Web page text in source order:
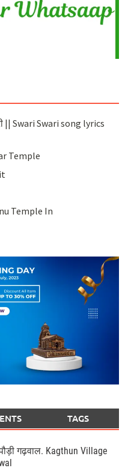
|| Swari Swari song lyrics
Temple
Temple In
TAGS
गढ़वाल. Kagthun Village